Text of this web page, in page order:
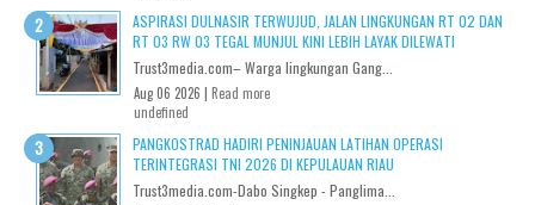
ASPIRASI DULNASIR TERWUJUD, JALAN LINGKUNGAN RT 02 DAN
RT 03 RW 03 TEGAL MUNJUL KINI LEBIH LAYAK DILEWATI
Trust3media.com– Warga lingkungan Gang...
Aug 06 2026 | Read more
undefined
PANGKOSTRAD HADIRI PENINJAUAN LATIHAN OPERASI
TERINTEGRASI TNI 2026 DI KEPULAUAN RIAU
Trust3media.com-Dabo Singkep - Panglima...